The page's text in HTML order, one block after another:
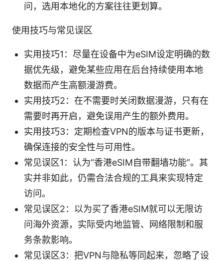
问，选用本地化的方案往往更划算。
使用技巧与常见误区
实用技巧1：尽量在设备中为eSIM设定明确的数
据优先级，避免某些应用在后台持续使用本地
数据而产生高额漫游费。
实用技巧2：在不需要时关闭数据漫游，只有在
需要时再开启，避免误用产生的额外费用。
实用技巧3：定期检查VPN的版本与证书更新，
确保连接的安全性与可用性。
常见误区1：认为“香港eSIM自带翻墙功能”。其
实并非如此，仍需合法合规的工具来实现特定
访问。
常见误区2：以为买了香港eSIM就可以无限访
问海外资源，实际受内地监管、网络限制和服
务条款影响。
常见误区3：把VPN与隐私等同起来，忽略了设